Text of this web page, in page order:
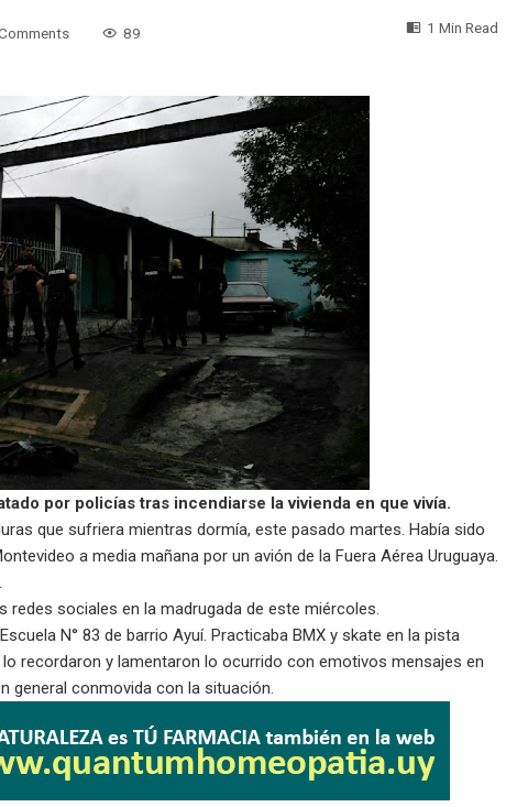
89 1 Min Read
por policíastras incendiarse la vivienda en que vivía.
que sufriera mientras dormía, este pasado martes. Había sido
a media mañana por un avión de la Fuera Aérea Uruguaya.
sociales en la madrugada de este miércoles.
N° 83 de barrio Ayuí. Practicaba BMX y skate en la pista
recordaron y lamentaron lo ocurrido con emotivos mensajes en
general conmovida con la situación.